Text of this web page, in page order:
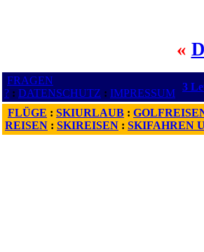
«
FRAGEN
? : DATENSCHUTZ : IMPRESSUM
3
FLÜGE : SKIURLAUB :
REISEN : SKIREISEN : SKIFAHREN